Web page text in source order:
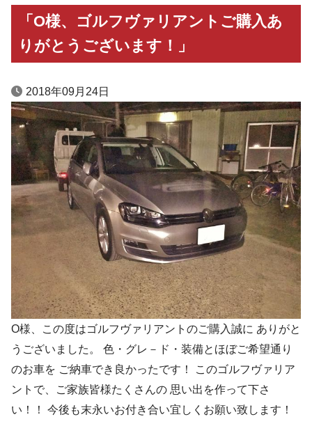
「O様、ゴルフヴァリアントご購入あ
りがとうございます！」
2018年09月24日
O様、この度はゴルフヴァリアントのご購入誠に ありがと
うございました。 色・グレ－ド・装備とほぼご希望通り
のお車を ご納車でき良かったです！ このゴルフヴァリア
ントで、ご家族皆様たくさんの 思い出を作って下さ
い！！ 今後も末永いお付き合い宜しくお願い致します！